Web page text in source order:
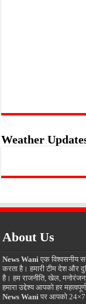
Weather
About Us
News Wani एक विश्वसनीय
करता है। हमारी टीम देश और
है। हम राजनीति, खेल,
हमारा उद्देश्य आपको हर
News Wani पर आपको